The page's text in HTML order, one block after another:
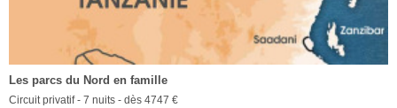
Les parcs du Nord en famille
Circuit privatif - 7 nuits - dès 4747 €